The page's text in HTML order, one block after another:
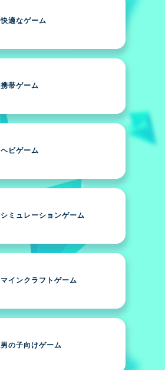
快適なゲーム
携帯ゲーム
ヘビゲーム
シミュレーションゲーム
マインクラフトゲーム
男の子向けゲーム